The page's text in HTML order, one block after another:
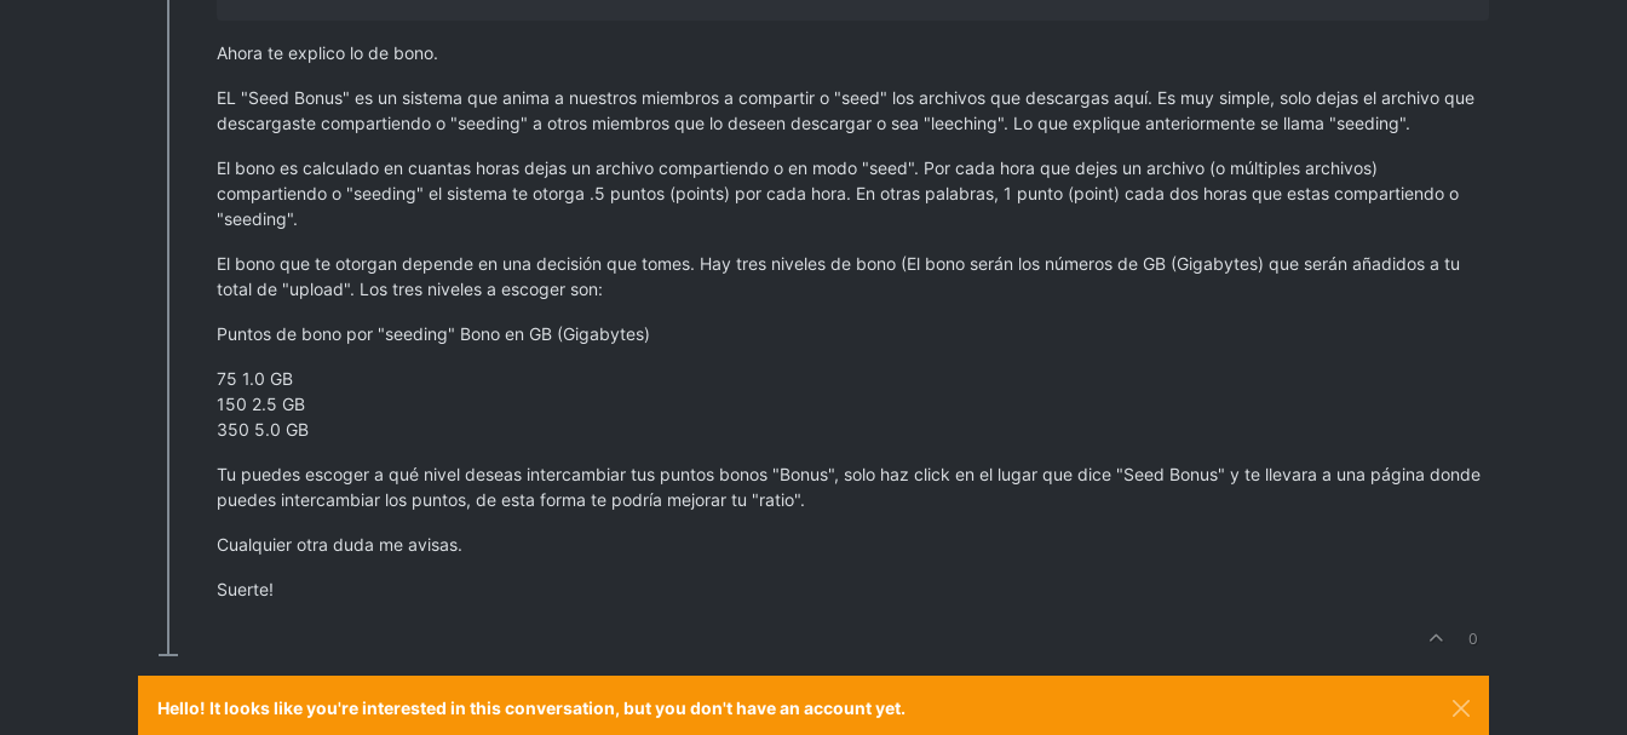
Ahora te explico lo de bono.
EL "Seed Bonus" es un sistema que anima a nuestros miembros a compartir o "seed" los archivos que descargas aquí. Es muy simple, solo dejas el archivo que
descargaste compartiendo o "seeding" a otros miembros que lo deseen descargar o sea "leeching". Lo que explique anteriormente se llama "seeding".
El bono es calculado en cuantas horas dejas un archivo compartiendo o en modo "seed". Por cada hora que dejes un archivo (o múltiples archivos)
compartiendo o "seeding" el sistema te otorga .5 puntos (points) por cada hora. En otras palabras, 1 punto (point) cada dos horas que estas compartiendo o
"seeding".
El bono que te otorgan depende en una decisión que tomes. Hay tres niveles de bono (El bono serán los números de GB (Gigabytes) que serán añadidos a tu
total de "upload". Los tres niveles a escoger son:
Puntos de bono por "seeding" Bono en GB (Gigabytes)
75 1.0 GB
150 2.5 GB
350 5.0 GB
Tu puedes escoger a qué nivel deseas intercambiar tus puntos bonos "Bonus", solo haz click en el lugar que dice "Seed Bonus" y te llevara a una página donde
puedes intercambiar los puntos, de esta forma te podría mejorar tu "ratio".
Cualquier otra duda me avisas.
Suerte!
0
Hello! It looks like you're interested in this conversation, but you don't have an account yet.